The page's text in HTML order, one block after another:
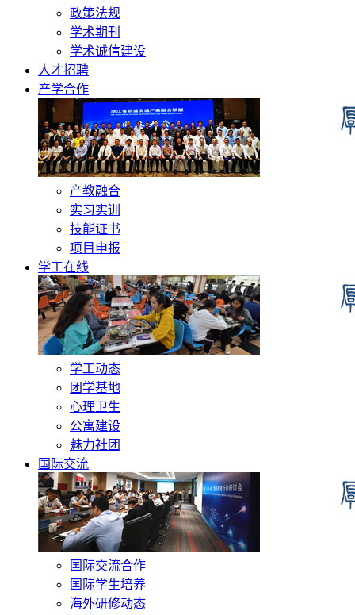
政策法规
学术期刊
学术诚信建设
人才招聘
产学合作
产教融合
实习实训
技能证书
项目申报
学工在线
学工动态
团学基地
心理卫生
公寓建设
魅力社团
国际交流
国际交流合作
国际学生培养
海外研修动态